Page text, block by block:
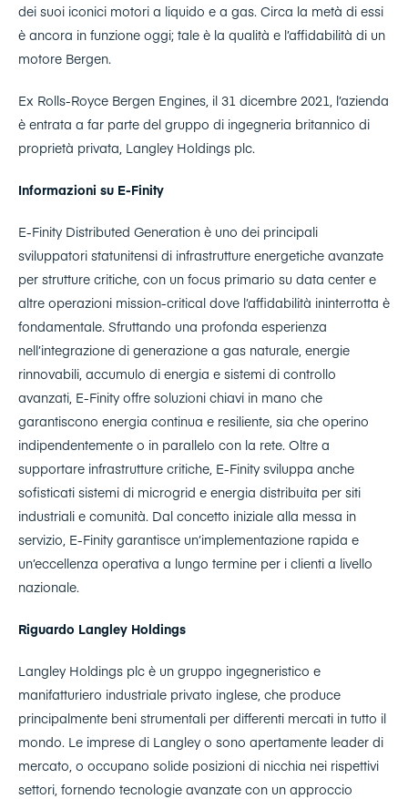
dei suoi iconici motori a liquido e a gas. Circa la metà di essi
è ancora in funzione oggi; tale è la qualità e l’affidabilità di un
motore Bergen.
Ex Rolls-Royce Bergen Engines, il 31 dicembre 2021, l’azienda
è entrata a far parte del gruppo di ingegneria britannico di
proprietà privata, Langley Holdings plc.
Informazioni su E-Finity
E-Finity Distributed Generation è uno dei principali
sviluppatori statunitensi di infrastrutture energetiche avanzate
per strutture critiche, con un focus primario su data center e
altre operazioni mission-critical dove l’affidabilità ininterrotta è
fondamentale. Sfruttando una profonda esperienza
nell’integrazione di generazione a gas naturale, energie
rinnovabili, accumulo di energia e sistemi di controllo
avanzati, E-Finity offre soluzioni chiavi in mano che
garantiscono energia continua e resiliente, sia che operino
indipendentemente o in parallelo con la rete. Oltre a
supportare infrastrutture critiche, E-Finity sviluppa anche
sofisticati sistemi di microgrid e energia distribuita per siti
industriali e comunità. Dal concetto iniziale alla messa in
servizio, E-Finity garantisce un’implementazione rapida e
un’eccellenza operativa a lungo termine per i clienti a livello
nazionale.
Riguardo Langley Holdings
Langley Holdings plc è un gruppo ingegneristico e
manifatturiero industriale privato inglese, che produce
principalmente beni strumentali per differenti mercati in tutto il
mondo. Le imprese di Langley o sono apertamente leader di
mercato, o occupano solide posizioni di nicchia nei rispettivi
settori, fornendo tecnologie avanzate con un approccio